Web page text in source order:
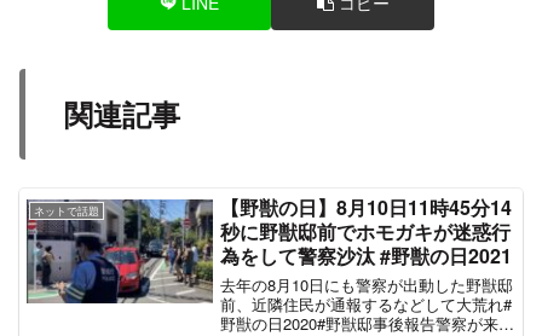
てたけどパチ屋の警備員さんがガチ誘導棒を差し
カメラより状況の整理を最優先で
— ｲﾄｰ@Y2XC#110 (@itoh_racing)July 14, 2022